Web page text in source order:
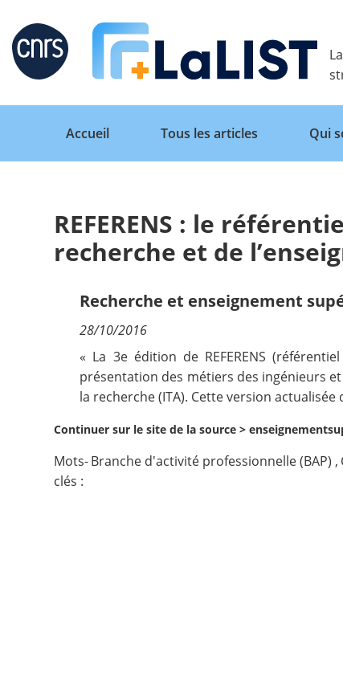
Retour
Accueil
Qui sommes nous ?
Nous suivre
Accueil
Tous les articles Qui
REFERENS : le
recherche et de
Recherche et enseignement
28/10/2016
« La 3e édition de REFERENS
présentation des métiers des ingénieurs
la recherche (ITA). Cette version
Continuer sur le site de la source >
Mots-
clés :
Branche d'activité professionnelle (BAP) ,